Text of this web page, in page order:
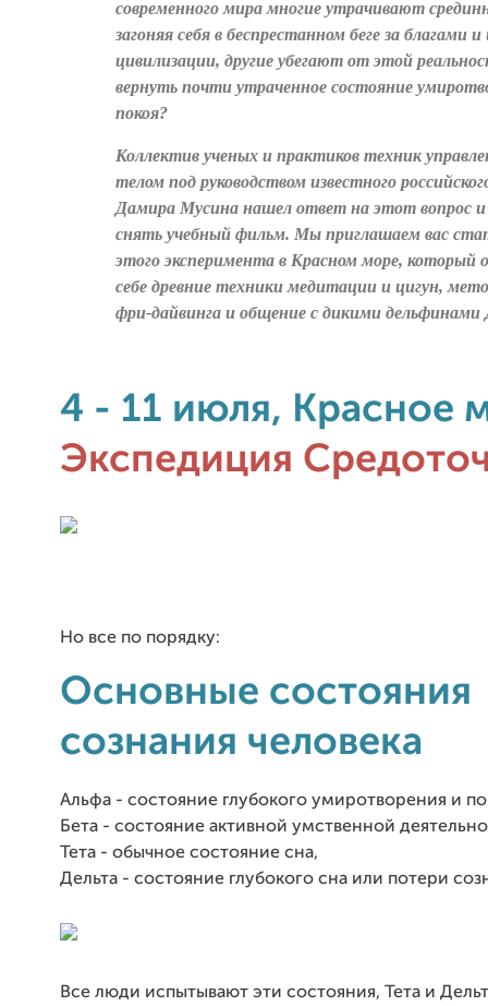
современного мира многие утрачивают
загоняя себя в беспрестанном беге за благами
цивилизации, другие убегают от этой
вернуть почти утраченное состояние
покоя?
Коллектив ученых и практиков техник
телом под руководством известного
Дамира Мусина нашел ответ на этот вопрос и
снять учебный фильм. Мы приглашаем вас
этого эксперимента в Красном море, который
себе древние техники медитации и цигун,
фри-дайвинга и общение с дикими дельфинами
4 - 11 июля, Красное
Экспедиция
Но все по порядку:
Основные состояния
сознания человека
Альфа - состояние глубокого умиротворения и
Бета - состояние активной умственной
Тета - обычное состояние сна,
Дельта - состояние глубокого сна или потери
Все люди испытывают эти состояния, Тета и